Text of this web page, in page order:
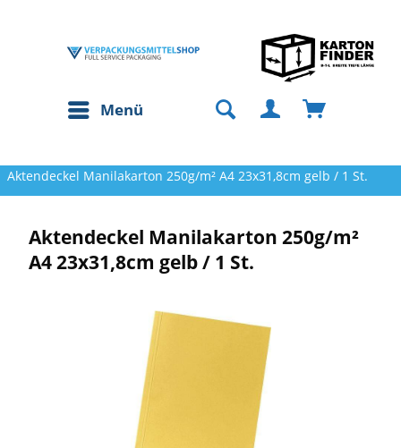
Menü
Aktendeckel Manilakarton 250g/m² A4 23x31,8cm gelb / 1 St.
Aktendeckel Manilakarton 250g/m²
A4 23x31,8cm gelb / 1 St.